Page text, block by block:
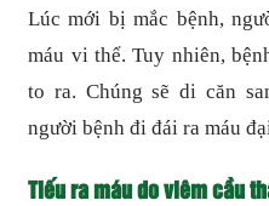
Lúc mới bị mắc bệnh,
máu vi thể. Tuy nhiên,
to ra. Chúng sẽ di căn
người bệnh đi đái ra máu
Tiếu ra máu do viêm cầu